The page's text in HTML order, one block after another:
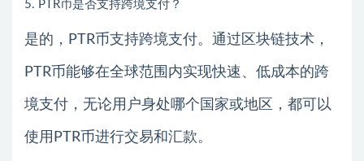
5. PTR币是否支持跨境支付？
是的，PTR币支持跨境支付。通过区块链技术，
PTR币能够在全球范围内实现快速、低成本的跨
境支付，无论用户身处哪个国家或地区，都可以
使用PTR币进行交易和汇款。